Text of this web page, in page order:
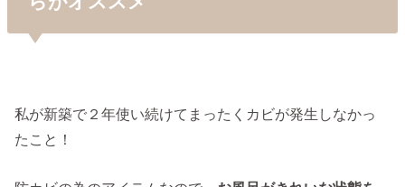
私が新築で２年使い続けてまったくカビが発生しなかっ
たこと！